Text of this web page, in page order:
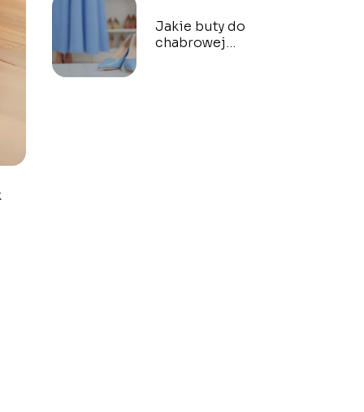
Jakie buty do
chabrowej